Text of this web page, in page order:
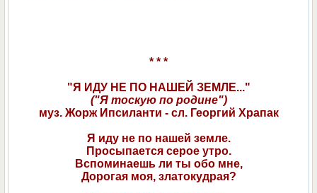
* * *
"Я ИДУ НЕ ПО НАШЕЙ ЗЕМЛЕ..."
("Я тоскую по родине")
муз. Жорж Ипсиланти - сл. Георгий Храпак
Я иду не по нашей земле.
Просыпается серое утро.
Вспоминаешь ли ты обо мне,
Дорогая моя, златокудрая?